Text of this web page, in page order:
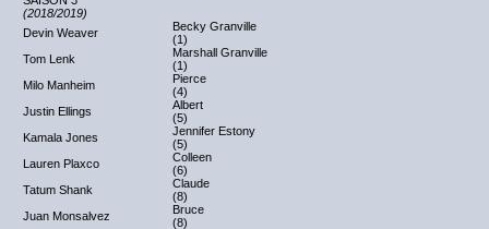
(2018/2019)
Devin Weaver
Becky Granville
(1)
Tom Lenk
Marshall Granville
(1)
Milo Manheim
Pierce
(4)
Justin Ellings
Albert
(5)
Kamala Jones
Jennifer Estony
(5)
Lauren Plaxco
Colleen
(6)
Tatum Shank
Claude
(8)
Juan Monsalvez
Bruce
(8)